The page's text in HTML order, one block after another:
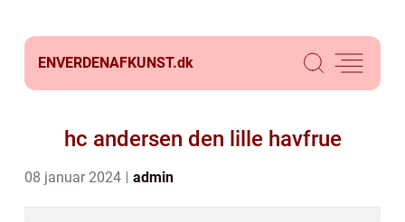
ENVERDENAFKUNST.dk
hc andersen den lille havfrue
08 januar 2024 admin